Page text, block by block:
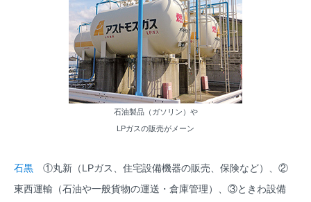
石油製品（ガソリン）や
LPガスの販売がメーン
石黒 ①丸新（LPガス、住宅設備機器の販売、保険など）、②
東西運輸（石油や一般貨物の運送・倉庫管理）、③ときわ設備